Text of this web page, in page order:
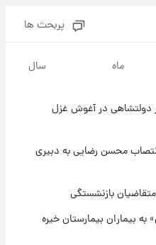
کرد
جدید ترامپ؛ مقام آمریکایی
او چه گفت؟
پربحث ها
ماه سال
دولتشاهی در آغوش غزل
محسن رضایی به دبیری
به بیماران بیمارستان خیره